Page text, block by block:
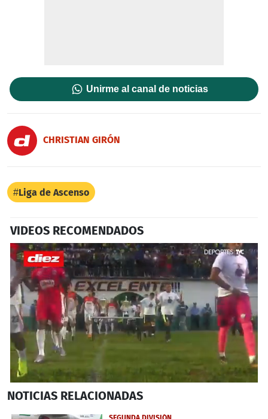
Unirme al canal de noticias
CHRISTIAN GIRÓN
Liga de Ascenso
VIDEOS RECOMENDADOS
seconds
3
NOTICIAS RELACIONADAS